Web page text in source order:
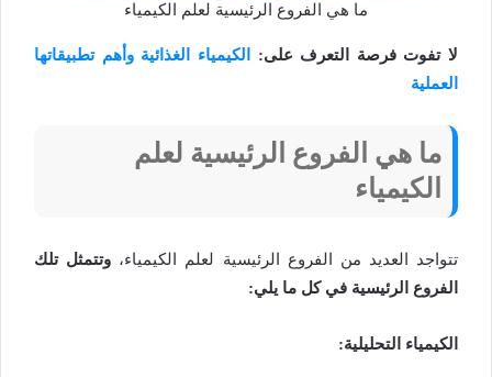
ما هي الفروع الرئيسية لعلم الكيمياء
لا تفوت فرصة التعرف على:
الكيمياء الغذائية وأهم تطبيقاتها
العملية
ما هي الفروع الرئيسية لعلم
الكيمياء
تتواجد العديد من الفروع الرئيسية لعلم الكيمياء، وتتمثل تلك
الفروع الرئيسية في كل ما يلي:
الكيمياء التحليلية: